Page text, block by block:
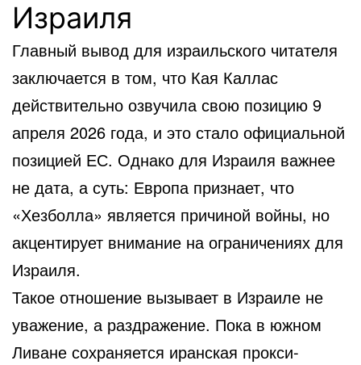
Израиля
Главный вывод для израильского читателя
заключается в том, что Кая Каллас
действительно озвучила свою позицию 9
апреля 2026 года, и это стало официальной
позицией ЕС. Однако для Израиля важнее
не дата, а суть: Европа признает, что
«Хезболла» является причиной войны, но
акцентирует внимание на ограничениях для
Израиля.
Такое отношение вызывает в Израиле не
уважение, а раздражение. Пока в южном
Ливане сохраняется иранская прокси-